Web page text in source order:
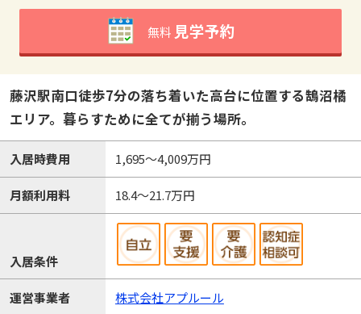
無料 見学予約
藤沢駅南口徒歩7分の落ち着いた高台に位置する鵠沼橘
エリア。暮らすために全てが揃う場所。
入居時費用 1,695～4,009万円
月額利用料 18.4～21.7万円
入居条件
運営事業者 株式会社アプルール